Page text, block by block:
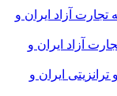
آزاد ایران و